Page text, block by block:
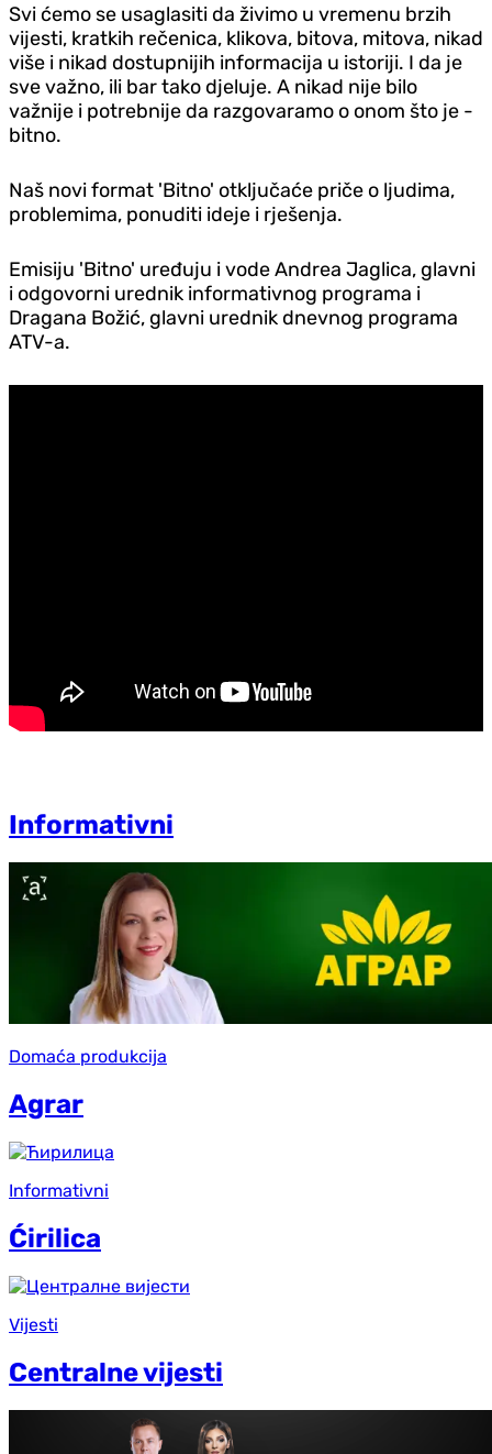
Svi ćemo se usaglasiti da živimo u vremenu brzih
vijesti, kratkih rečenica, klikova, bitova, mitova, nikad
više i nikad dostupnijih informacija u istoriji. I da je
sve važno, ili bar tako d‌jeluje. A nikad nije bilo
važnije i potrebnije da razgovaramo o onom što je -
bitno.
Naš novi format 'Bitno' otključaće priče o ljudima,
problemima, ponuditi ideje i rješenja.
Emisiju 'Bitno' uređuju i vode Andrea Jaglica, glavni
i odgovorni urednik informativnog programa i
Dragana Božić, glavni urednik dnevnog programa
ATV-a.
Informativni
Domaća produkcija
Agrar
Informativni
Ćirilica
Vijesti
Centralne vijesti